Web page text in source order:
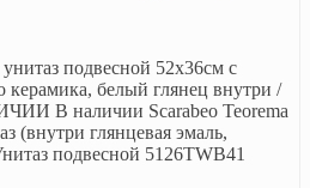
подвесной 52х36см с
белый глянец внутри /
В наличии Scarabeo Teorema
(внутри глянцевая эмаль,
подвесной 5126TWB41